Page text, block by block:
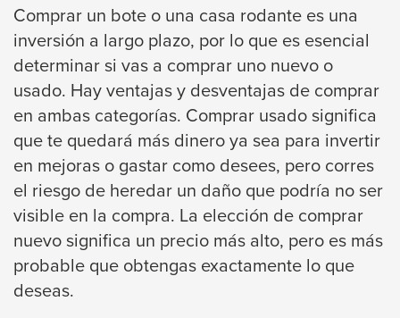
main
level
menus
and
toggle
through
sub
tier
links.
Enter
and
space
Comprar un bote o una casa rodante es una
inversión a largo plazo, por lo que es esencial
determinar si vas a comprar uno nuevo o
usado. Hay ventajas y desventajas de comprar
en ambas categorías. Comprar usado significa
que te quedará más dinero ya sea para invertir
en mejoras o gastar como desees, pero corres
el riesgo de heredar un daño que podría no ser
visible en la compra. La elección de comprar
nuevo significa un precio más alto, pero es más
probable que obtengas exactamente lo que
deseas.